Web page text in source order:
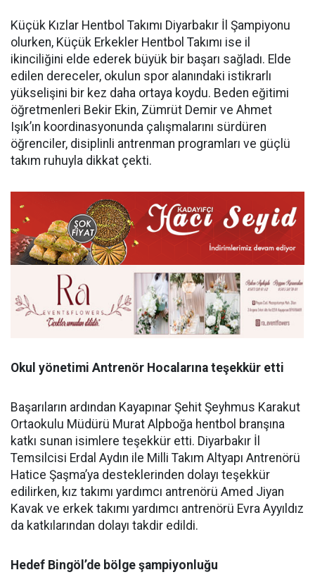
Küçük Kızlar Hentbol Takımı Diyarbakır İl Şampiyonu
olurken, Küçük Erkekler Hentbol Takımı ise il
ikinciliğini elde ederek büyük bir başarı sağladı. Elde
edilen dereceler, okulun spor alanındaki istikrarlı
yükselişini bir kez daha ortaya koydu. Beden eğitimi
öğretmenleri Bekir Ekin, Zümrüt Demir ve Ahmet
Işık’ın koordinasyonunda çalışmalarını sürdüren
öğrenciler, disiplinli antrenman programları ve güçlü
takım ruhuyla dikkat çekti.
Okul yönetimi Antrenör Hocalarına teşekkür etti
Başarıların ardından Kayapınar Şehit Şeyhmus Karakut
Ortaokulu Müdürü Murat Alpboğa hentbol branşına
katkı sunan isimlere teşekkür etti. Diyarbakır İl
Temsilcisi Erdal Aydın ile Milli Takım Altyapı Antrenörü
Hatice Şaşma’ya desteklerinden dolayı teşekkür
edilirken, kız takımı yardımcı antrenörü Amed Jiyan
Kavak ve erkek takımı yardımcı antrenörü Evra Ayyıldız
da katkılarından dolayı takdir edildi.
Hedef Bingöl’de bölge şampiyonluğu